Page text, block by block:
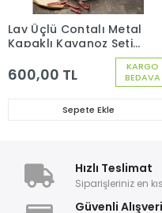
KARGO
BEDAVA
Lav Üçlü Contalı Metal
Kapaklı Kavanoz Seti
600,00 TL
Sepete Ekle
Hızlı Teslimat
Siparişleriniz en
Güvenli